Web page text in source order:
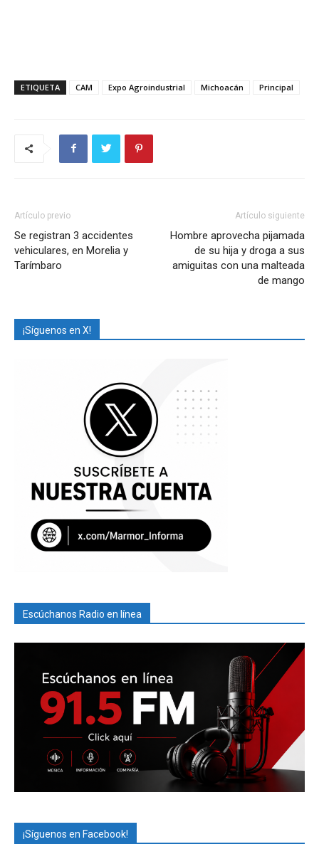
ETIQUETA CAM Expo Agroindustrial Michoacán Principal
Artículo previo
Se registran 3 accidentes
vehiculares, en Morelia y
Tarímbaro
Artículo siguiente
Hombre aprovecha pijamada
de su hija y droga a sus
amiguitas con una malteada
de mango
¡Síguenos en X!
Escúchanos Radio en línea
¡Síguenos en Facebook!